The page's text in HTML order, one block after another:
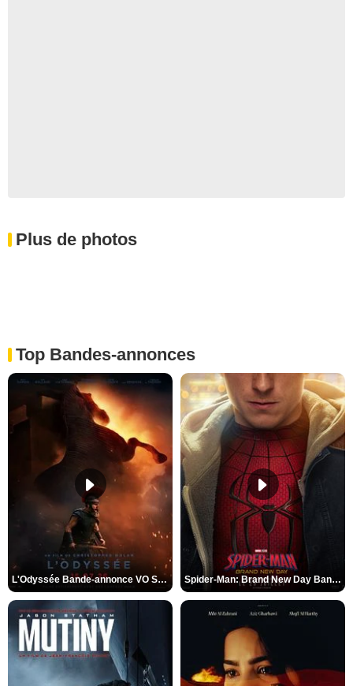
Plus de photos
Top Bandes-annonces
L'Odyssée Bande-annonce VO STFR Spider-Man: Brand New Day Bande-annonce VO STFR